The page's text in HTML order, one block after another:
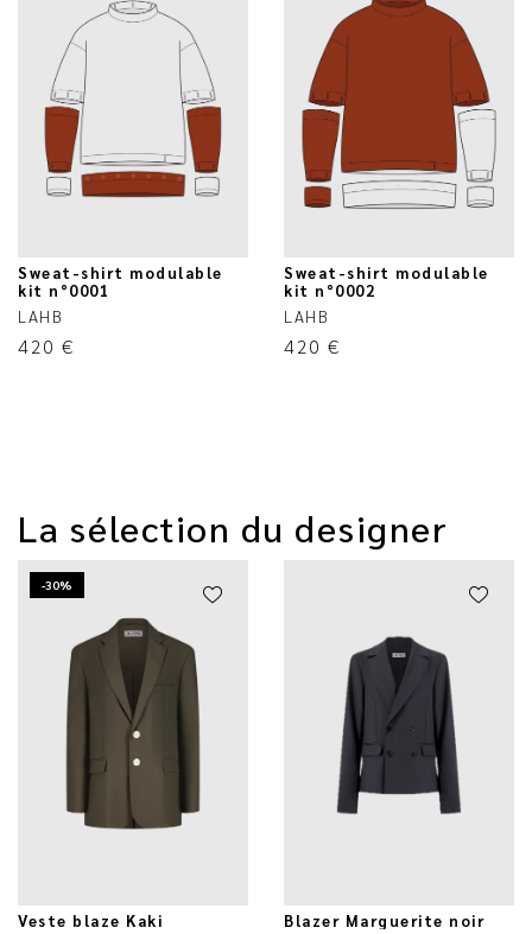
Sweat-shirt modulable
kit n°0001
LAHB
420 €
Sweat-shirt modulable
kit n°0002
LAHB
420 €
La sélection du designer
-30%
Veste blaze Kaki Blazer Marguerite noir